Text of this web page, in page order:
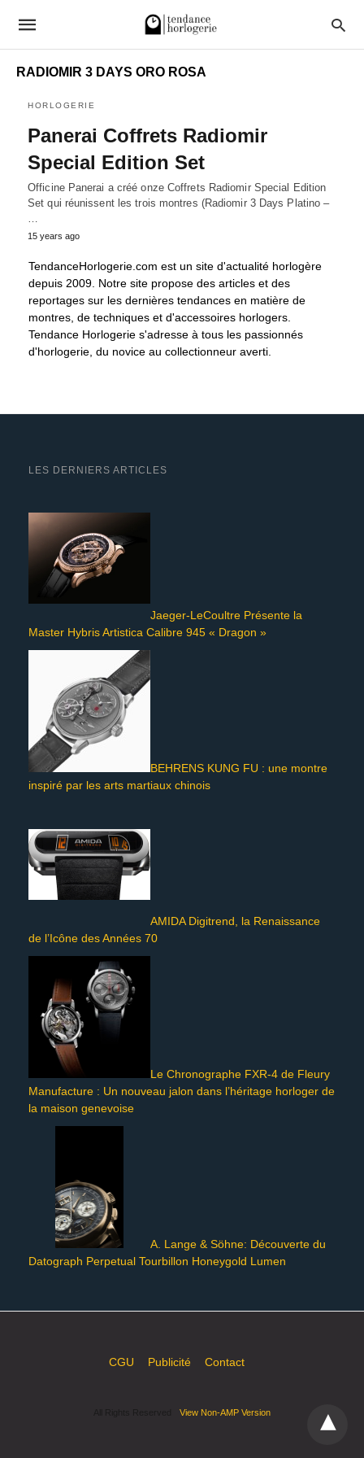
RADIOMIR 3 DAYS ORO ROSA
HORLOGERIE
Panerai Coffrets Radiomir
Special Edition Set
Officine Panerai a créé onze Coffrets Radiomir Special Edition
Set qui réunissent les trois montres (Radiomir 3 Days Platino –
…
15 years ago
TendanceHorlogerie.com est un site d'actualité horlogère
depuis 2009. Notre site propose des articles et des
reportages sur les dernières tendances en matière de
montres, de techniques et d'accessoires horlogers.
Tendance Horlogerie s'adresse à tous les passionnés
d'horlogerie, du novice au collectionneur averti.
LES DERNIERS ARTICLES
Jaeger-LeCoultre Présente la
Master Hybris Artistica Calibre 945 « Dragon »
BEHRENS KUNG FU : une montre
inspiré par les arts martiaux chinois
AMIDA Digitrend, la Renaissance
de l’Icône des Années 70
Le Chronographe FXR-4 de Fleury
Manufacture : Un nouveau jalon dans l’héritage horloger de
la maison genevoise
A. Lange & Söhne: Découverte du
Datograph Perpetual Tourbillon Honeygold Lumen
CGU Publicité Contact
View Non-AMP Version